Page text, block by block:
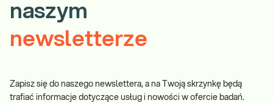
naszym
newsletterze
Zapisz się do naszego newslettera, a na Twoją skrzynkę będą
trafiać informacje dotyczące usług i nowości w ofercie badań.